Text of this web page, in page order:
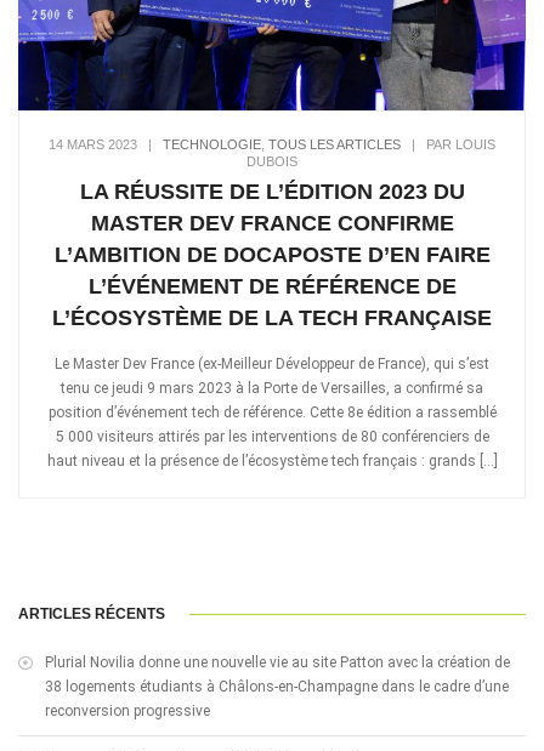
14 MARS 2023 | TECHNOLOGIE TOUS LES ARTICLES | PAR LOUIS
DUBOIS
LA RÉUSSITE DE L’ÉDITION 2023 DU
MASTER DEV FRANCE CONFIRME
L’AMBITION DE DOCAPOSTE D’EN FAIRE
L’ÉVÉNEMENT DE RÉFÉRENCE DE
L’ÉCOSYSTÈME DE LA TECH FRANÇAISE
Le Master Dev France (ex-Meilleur Développeur de France), qui s’est
tenu ce jeudi 9 mars 2023 à la Porte de Versailles, a confirmé sa
position d’événement tech de référence. Cette 8e édition a rassemblé
5 000 visiteurs attirés par les interventions de 80 conférenciers de
haut niveau et la présence de l’écosystème tech français : grands […]
ARTICLES RÉCENTS
Plurial Novilia donne une nouvelle vie au site Patton avec la création de
38 logements étudiants à Châlons-en-Champagne dans le cadre d’une
reconversion progressive